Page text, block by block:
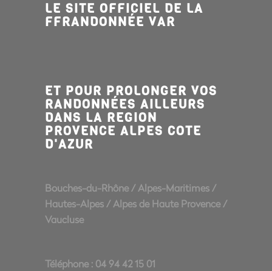
LE SITE OFFICIEL DE LA
FFRANDONNÉE VAR
ET POUR PROLONGER VOS
RANDONNÉES AILLEURS
DANS LA REGION
PROVENCE ALPES COTE
D'AZUR
Bouches-du-Rhône/Alpes-Maritimes/
Hautes-Alpes/Alpes de Haute Provence/
Vaucluse
Téléphone : 04 94 42 15 01